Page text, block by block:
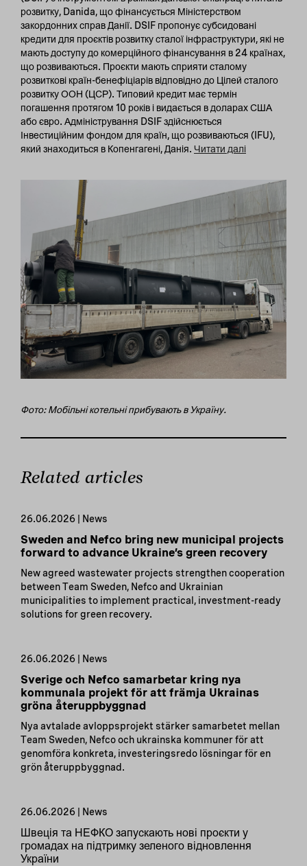
розвитку, Danida, що фінансується Міністерством
закордонних справ Данії. DSIF пропонує субсидовані
кредити для проєктів розвитку сталої інфраструктури, які не
мають доступу до комерційного фінансування в 24 країнах,
що розвиваються. Проєкти мають сприяти сталому
розвиткові країн-бенефіціарів відповідно до Цілей сталого
розвитку ООН (ЦСР). Типовий кредит має термін
погашення протягом 10 років і видається в доларах США
або євро. Адміністрування DSIF здійснюється
Інвестиційним фондом для країн, що розвиваються (IFU),
який знаходиться в Копенгагені, Данія. Читати далі
Фото: Мобільні котельні прибувають в Україну.
Related articles
26.06.2026 | News
Sweden and Nefco bring new municipal projects
forward to advance Ukraine’s green recovery
New agreed wastewater projects strengthen cooperation
between Team Sweden, Nefco and Ukrainian
municipalities to implement practical, investment-ready
solutions for green recovery.
26.06.2026 | News
Sverige och Nefco samarbetar kring nya
kommunala projekt för att främja Ukrainas
gröna återuppbyggnad
Nya avtalade avloppsprojekt stärker samarbetet mellan
Team Sweden, Nefco och ukrainska kommuner för att
genomföra konkreta, investeringsredo lösningar för en
grön återuppbyggnad.
26.06.2026 | News
Швеція та НЕФКО запускають нові проєкти у
громадах на підтримку зеленого відновлення
України